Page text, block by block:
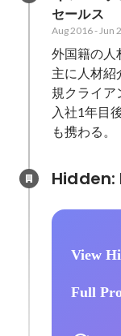
セールス
Aug 2016- Jun
外国籍の人
主に人材紹
規クライア
入社1年目
も携わる。
View
Full